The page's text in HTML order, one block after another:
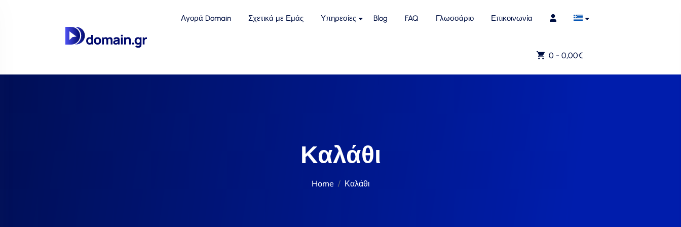
Αγορά Domain Σχετικά με Εμάς Υπηρεσίες Blog FAQ Γλωσσάριο Επικοινωνία
0 - 0,00€
Καλάθι
Home Καλάθι